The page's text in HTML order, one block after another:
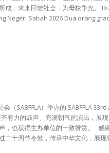
成，未来回馈社会，为母校争光。
Negeri Sabah 2026 Dua orang
（SABFFLA）举办的 SABFFLA
力的鼓声、充满朝气的演出，展现
，也获得主办单位的一致赞赏。 感
十四节令鼓，传承中华文化，展